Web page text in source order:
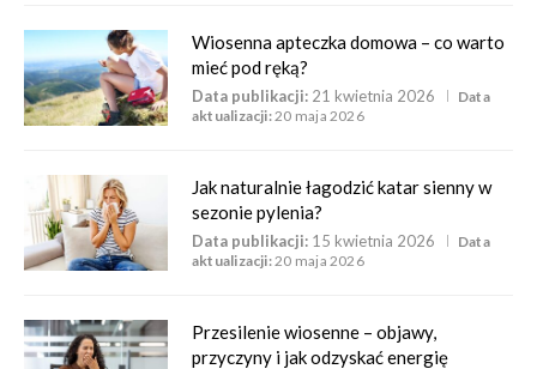
Wiosenna apteczka domowa – co warto
mieć pod ręką?
Data publikacji: 21 kwietnia 2026
Data
aktualizacji:20 maja 2026
Jak naturalnie łagodzić katar sienny w
sezonie pylenia?
Data publikacji: 15 kwietnia 2026
Data
aktualizacji:20 maja 2026
Przesilenie wiosenne – objawy,
przyczyny i jak odzyskać energię